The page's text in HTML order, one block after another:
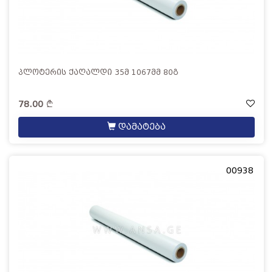
პლოტერის ქაღალდი 35მ 1067მმ 80გ
78.00
დამატება
00938